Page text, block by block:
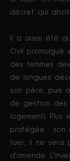
décret qui
Il a aussi été
Civil promulgué
des femmes
de longues
son père, puis à
de gestion des
logement). Plus
protégée : son
tuer, il ne sera
d’amende.